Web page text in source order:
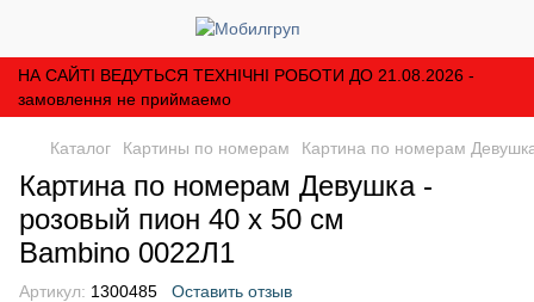
НА САЙТІ ВЕДУТЬСЯ ТЕХНІЧНІ РОБОТИ ДО 21.08.2026 -
замовлення не приймаемо
Каталог Картины по номерам Картина по номерам
Картина по номерам Девушка -
розовый пион 40 х 50 см
Bambino 0022Л1
Артикул: 1300485 Оставить отзыв